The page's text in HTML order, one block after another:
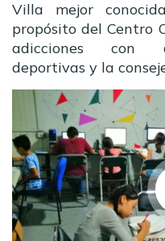
Villa mejor
propósito del Centro
adicciones con
deportivas y la